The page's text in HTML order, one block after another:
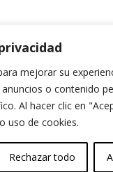
mejorar su
o contenido
Al hacer clic en
uso de cookies.
Rechazar todo
Políticas de
Mi cuenta
derechos de autor
(Copyright).